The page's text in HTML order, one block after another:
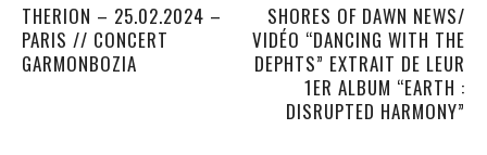
THERION – 25.02.2024 –
PARIS // CONCERT
GARMONBOZIA
SHORES OF DAWN NEWS/
VIDÉO “DANCING WITH THE
DEPHTS” EXTRAIT DE LEUR
1ER ALBUM “EARTH :
DISRUPTED HARMONY”